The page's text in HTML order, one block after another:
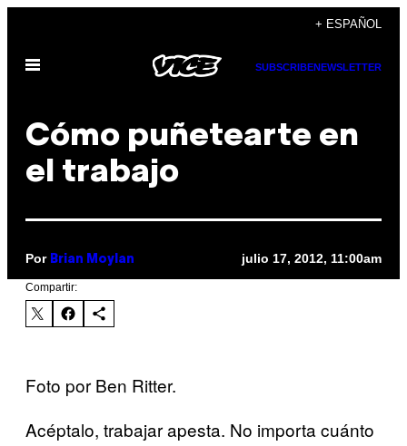
contenido
+ ESPAÑOL
Abrir
SUBSCRIBENEWSLETTER
Cómo puñetearte en
el trabajo
Por Brian Moylan julio 17, 2012, 11:00am
Compartir:
Foto por Ben Ritter.
Acéptalo, trabajar apesta. No importa cuánto